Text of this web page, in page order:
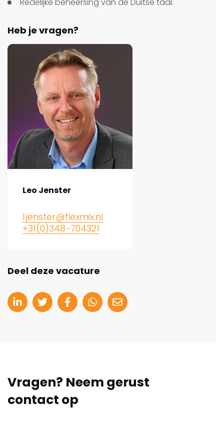
Heb je vragen?
Leo Jenster
l.jenster@flexmix.nl
+31(0)348-704321
Deel deze vacature
Vragen? Neem gerust
contact op